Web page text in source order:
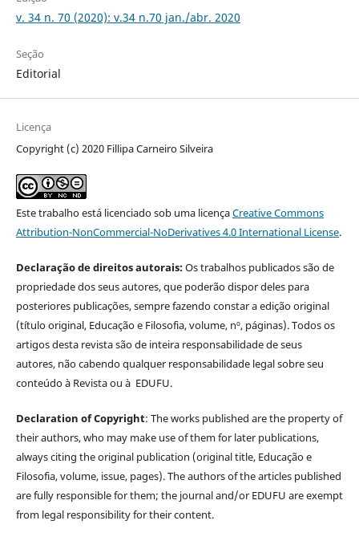
v. 34 n. 70 (2020): v.34 n.70 jan./abr. 2020
Seção
Editorial
Licença
Copyright (c) 2020 Fillipa Carneiro Silveira
Este trabalho está licenciado sob uma licençaCreative Commons
Attribution-NonCommercial-NoDerivatives 4.0 International License.
Declaração de direitos autorais:Os trabalhos publicados são de
propriedade dos seus autores, que poderão dispor deles para
posteriores publicações, sempre fazendo constar a edição original
(título original, Educação e Filosofia, volume, nº, páginas). Todos os
artigos desta revista são de inteira responsabilidade de seus
autores, não cabendo qualquer responsabilidade legal sobre seu
conteúdo à Revista ou à EDUFU.
Declaration of Copyright: The works published are the property of
their authors, who may make use of them for later publications,
always citing the original publication (original title, Educação e
Filosofia, volume, issue, pages). The authors of the articles published
are fully responsible for them; the journal and/or EDUFU are exempt
from legal responsibility for their content.